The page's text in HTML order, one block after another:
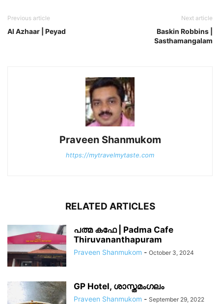
Previous article
Al Azhaar | Peyad
Next article
Baskin Robbins |
Sasthamangalam
Praveen Shanmukom
https://mytravelmytaste.com
RELATED ARTICLES
പത്മ കഫേ | Padma Cafe
Thiruvananthapuram
Praveen Shanmukom - October 3, 2024
GP Hotel, ശാസ്തമംഗലം
Praveen Shanmukom - September 29, 2022